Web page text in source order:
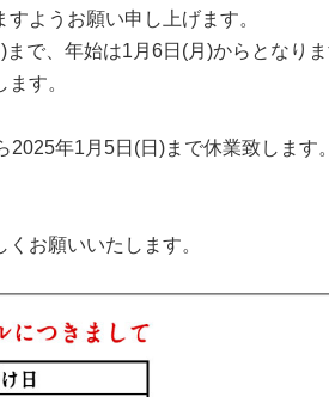
ようお願い申し上げます。
で、年始は1月6日(月)からとなりま
す。
年1月5日(日)まで休業致します。
お願いいたします。